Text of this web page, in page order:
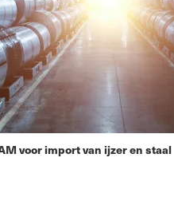
voor import van ijzer en staal